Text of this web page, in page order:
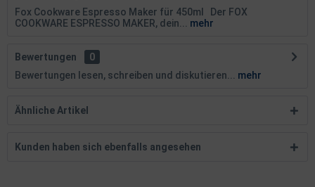
Fox Cookware Espresso Maker für 450ml Der FOX
COOKWARE ESPRESSO MAKER, dein...
mehr
Bewertungen
0
Bewertungen lesen, schreiben und diskutieren...
mehr
Ähnliche Artikel
Kunden haben sich ebenfalls angesehen